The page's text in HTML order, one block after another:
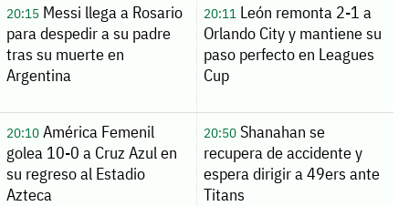
20:15Messi llega a Rosario
para despedir a su padre
tras su muerte en
Argentina
20:11León remonta 2-1 a
Orlando City y mantiene su
paso perfecto en Leagues
Cup
20:10América Femenil
golea 10-0 a Cruz Azul en
su regreso al Estadio
Azteca
20:50Shanahan se
recupera de accidente y
espera dirigir a 49ers ante
Titans